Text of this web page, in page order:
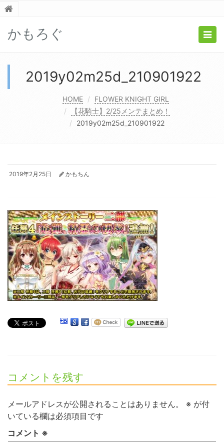
かもろぐ
2019y02m25d_210901922
HOME
FLOWER KNIGHT GIRL
【花騎士】2/25メンテまとめ！
2019y02m25d_210901922
2019年2月25日 かもちん
コメントを残す
メールアドレスが公開されることはありません。 ※ が付
いている欄は必須項目です
コメント ※